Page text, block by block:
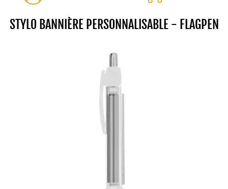
STYLO BANNIÈRE PERSONNALISABLE - FLAGPEN